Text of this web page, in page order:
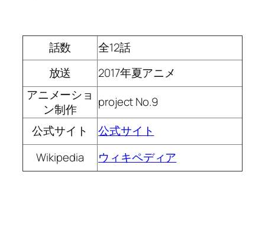
話数
全12話
放送
2017年夏アニメ
アニメーショ
ン制作
project No.9
公式サイト
公式サイト
Wikipedia
ウィキペディア